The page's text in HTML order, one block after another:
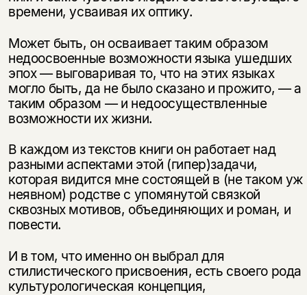
времени, усваивая их оптику.
Может быть, он осваивает таким образом
недоосвоенные возможности языка ушедших
эпох — выговаривая то, что на этих языках
могло быть, да не было сказано и прожито, — а
таким образом — и недоосуществленные
возможности их жизни.
В каждом из текстов книги он работает над
разными аспектами этой (гипер)задачи,
которая видится мне состоящей в (не таком уж
неявном) родстве с упомянутой связкой
сквозных мотивов, объединяющих и роман, и
повести.
И в том, что именно он выбрал для
стилистического присвоения, есть своего рода
культурологическая концепция,